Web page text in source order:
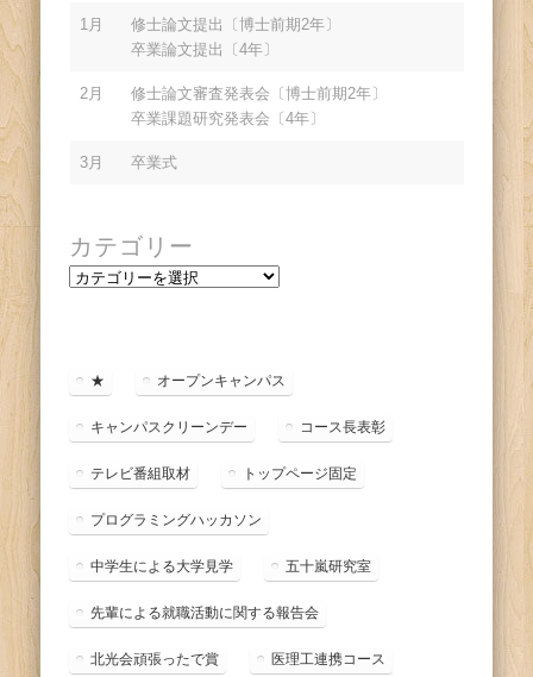
1月
修士論文提出〔博士前期2年〕
卒業論文提出〔4年〕
2月
修士論文審査発表会〔博士前期2年〕
卒業課題研究発表会〔4年〕
3月 卒業式
カテゴリー
カ
ー ★ オープンキャンパス
キャンパスクリーンデー コース長表彰
テレビ番組取材 トップページ固定
プログラミングハッカソン
中学生による大学見学 五十嵐研究室
先輩による就職活動に関する報告会
北光会頑張ったで賞 医理工連携コース